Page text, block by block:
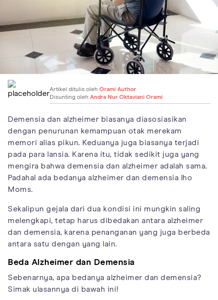
Artikel ditulis oleh Orami Author
Disunting oleh Andra Nur Oktaviani Orami
Demensia dan alzheimer biasanya diasosiasikan
dengan penurunan kemampuan otak merekam
memori alias pikun. Keduanya juga biasanya terjadi
pada para lansia. Karena itu, tidak sedikit juga yang
mengira bahwa demensia dan alzheimer adalah sama.
Padahal ada bedanya alzheimer dan demensia lho
Moms.
Sekalipun gejala dari dua kondisi ini mungkin saling
melengkapi, tetap harus dibedakan antara alzheimer
dan demensia, karena penanganan yang juga berbeda
antara satu dengan yang lain.
Beda Alzheimer dan Demensia
Sebenarnya, apa bedanya alzheimer dan demensia?
Simak ulasannya di bawah ini!